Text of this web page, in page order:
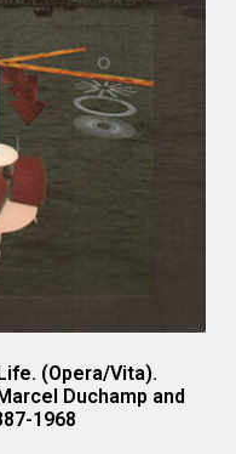
(Opera/Vita).
Duchamp and
1968